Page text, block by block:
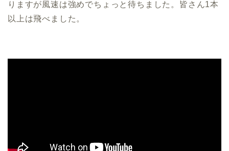
りますが風速は強めでちょっと待ちました。皆さん1本
以上は飛べました。